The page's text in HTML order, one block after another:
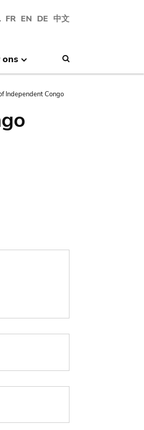
FR EN DE 中文
ons
Independent Congo